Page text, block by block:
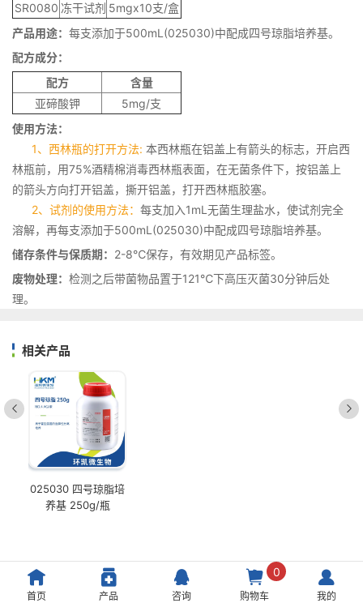
SR0080 冻干试剂 5mgx10支/盒
产品用途： 每支添加于500mL(025030)中配成四号琼脂培养基。
配方成分：
配方
含量
亚碲酸钾
5mg/支
使用方法：
1、西林瓶的打开方法: 本西林瓶在铝盖上有箭头的标志，开启西
林瓶前，用75%酒精棉消毒西林瓶表面，在无菌条件下，按铝盖上
的箭头方向打开铝盖，撕开铝盖，打开西林瓶胶塞。
2、试剂的使用方法： 每支加入1mL无菌生理盐水，使试剂完全
溶解，再每支添加于500mL(025030)中配成四号琼脂培养基。
储存条件与保质期： 2-8℃保存，有效期见产品标签。
废物处理： 检测之后带菌物品置于121℃下高压灭菌30分钟后处
理。
相关产品
025030 四号琼脂培
养基 250g/瓶
首页 产品 咨询
0
购物车 我的